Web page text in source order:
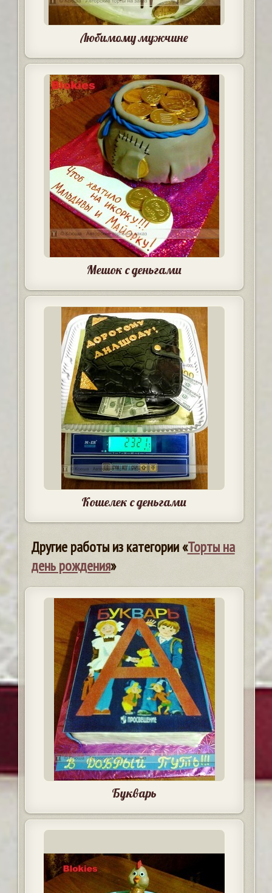
Любимому мужчине
Мешок с деньгами
Кошелек с деньгами
Другие работы из категории «Торты на
день рождения»
Букварь